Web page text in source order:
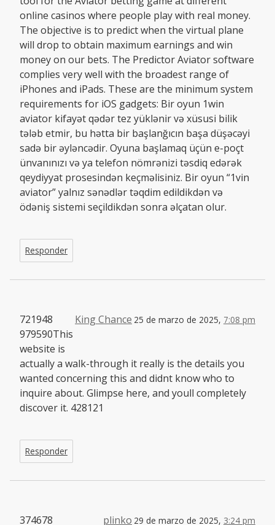
online casinos where people play with real money.
The objective is to predict when the virtual plane
will drop to obtain maximum earnings and win
money on our bets. The Predictor Aviator software
complies very well with the broadest range of
iPhones and iPads. These are the minimum system
requirements for iOS gadgets: Bir oyun 1win
aviator kifayət qədər tez yüklənir və xüsusi bilik
tələb etmir, bu hətta bir başlanğıcın başa düşəcəyi
sadə bir əyləncədir. Oyuna başlamaq üçün e-poçt
ünvanınızı və ya telefon nömrənizi təsdiq edərək
qeydiyyat prosesindən keçməlisiniz. Bir oyun “1vin
aviator” yalnız sənədlər təqdim edildikdən və
ödəniş sistemi seçildikdən sonra əlçatan olur.
Responder
King Chance 25 de marzo de 2025, 7:08 pm
721948
979590This
website is
actually a walk-through it really is the details you
wanted concerning this and didnt know who to
inquire about. Glimpse here, and youll completely
discover it. 428121
Responder
plinko 29 de marzo de 2025, 3:24 pm
374678